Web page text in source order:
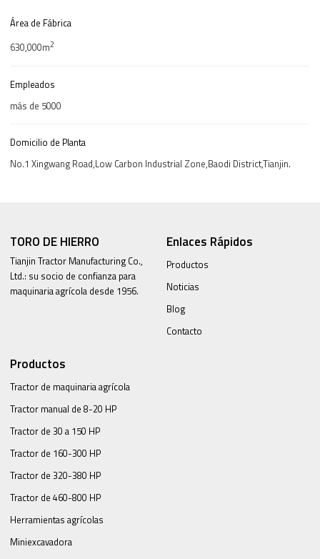
Área de Fábrica
630,000m2
Empleados
más de 5000
Domicilio de Planta
No.1 Xingwang Road,Low Carbon Industrial Zone,Baodi District,Tianjin.
TORO DE HIERRO
Tianjin Tractor Manufacturing Co.,
Ltd.: su socio de confianza para
maquinaria agrícola desde 1956.
Enlaces Rápidos
Productos
Noticias
Blog
Contacto
Productos
Tractor de maquinaria agrícola
Tractor manual de 8-20 HP
Tractor de 30 a 150 HP
Tractor de 160-300 HP
Tractor de 320-380 HP
Tractor de 460-800 HP
Herramientas agrícolas
Miniexcavadora